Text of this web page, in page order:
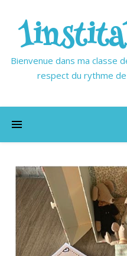
Bienvenue dans ma classe
respect du rythme